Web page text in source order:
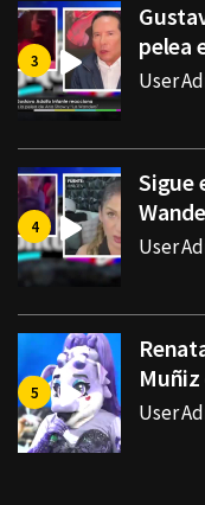
pelea
User
Sigue
User
User